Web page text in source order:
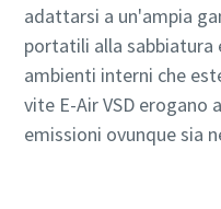
adattarsi a un'ampia
portatili alla sabbiatura
ambienti interni che
vite E-Air VSD erogano
emissioni ovunque sia